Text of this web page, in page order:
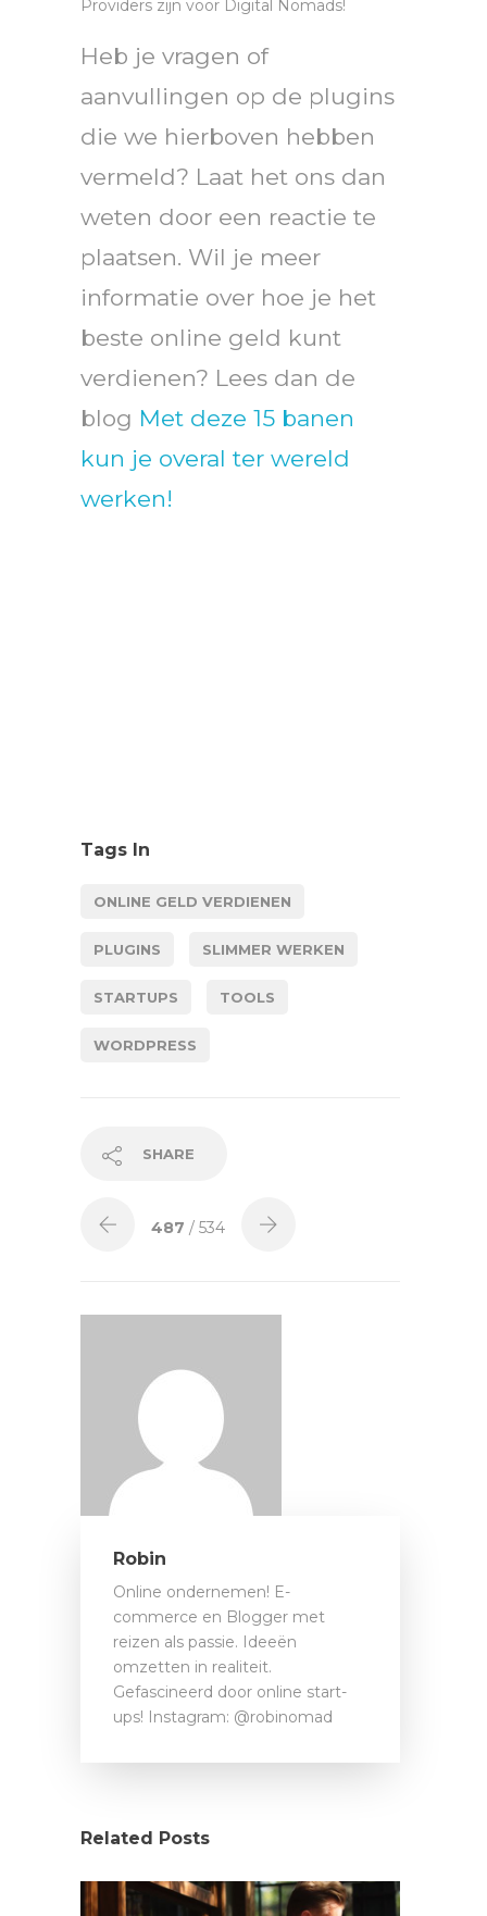
Providers zijn voor Digital Nomads!
Heb je vragen of
aanvullingen op de plugins
die we hierboven hebben
vermeld? Laat het ons dan
weten door een reactie te
plaatsen. Wil je meer
informatie over hoe je het
beste online geld kunt
verdienen? Lees dan de
blog Met deze 15 banen
kun je overal ter wereld
werken!
Tags In
ONLINE GELD VERDIENEN
PLUGINS SLIMMER WERKEN
STARTUPS TOOLS
WORDPRESS
SHARE
487 / 534
Robin
Online ondernemen! E-
commerce en Blogger met
reizen als passie. Ideeën
omzetten in realiteit.
Gefascineerd door online start-
ups! Instagram: @robinomad
Related Posts